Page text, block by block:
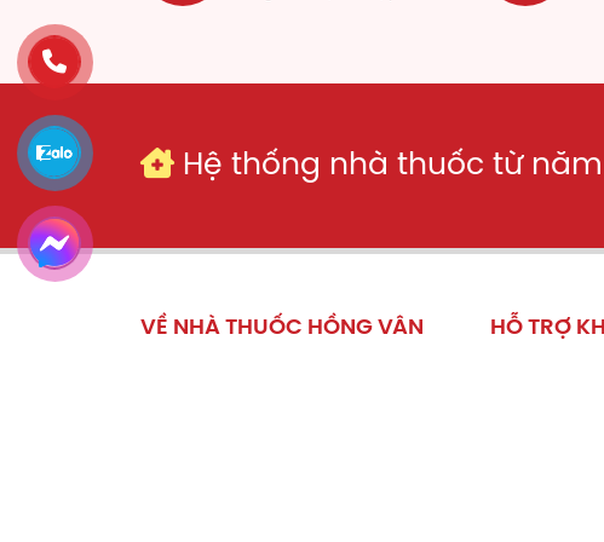
nhân viên
Khổ qua
Hệ thống nhà thuốc từ năm
VỀ NHÀ THUỐC HỒNG VÂN HỖ TRỢ